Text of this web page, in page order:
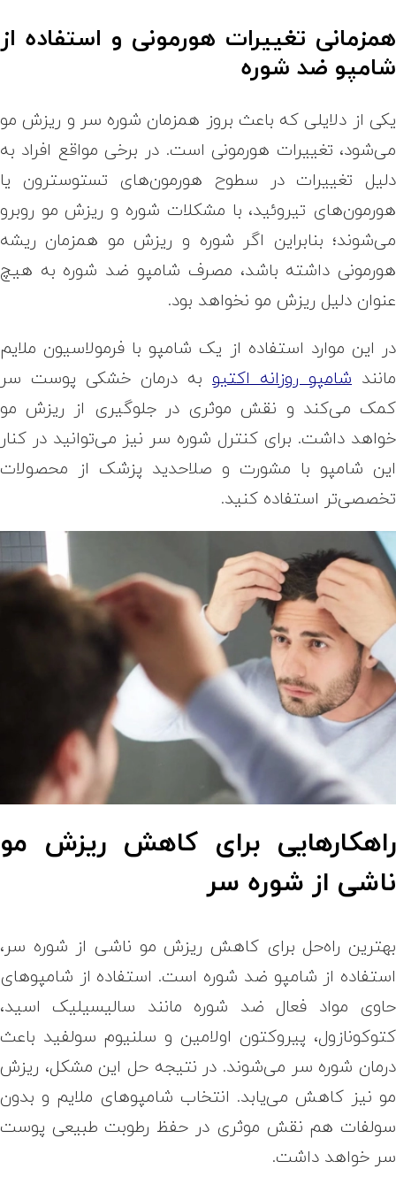
همزمانی تغییرات هورمونی و استفاده از
شامپو ضد شوره
یکی از دلایلی که باعث بروز همزمان شوره سر و ریزش مو
می‌شود، تغییرات هورمونی است. در برخی مواقع افراد به
دلیل تغییرات در سطوح هورمون‌های تستوسترون یا
هورمون‌های تیروئید، با مشکلات شوره و ریزش مو روبرو
می‌شوند؛ بنابراین اگر شوره و ریزش مو همزمان ریشه
هورمونی داشته باشد، مصرف شامپو ضد شوره به هیچ
عنوان دلیل ریزش مو نخواهد بود.
در این موارد استفاده از یک شامپو با فرمولاسیون ملایم
مانند شامپو روزانه اکتیوبه درمان خشکی پوست سر
کمک می‌کند و نقش موثری در جلوگیری از ریزش مو
خواهد داشت. برای کنترل شوره سر نیز می‌توانید در کنار
این شامپو با مشورت و صلاحدید پزشک از محصولات
تخصصی‌تر استفاده کنید.
راهکارهایی برای کاهش ریزش مو
ناشی از شوره سر
بهترین راه‌حل برای کاهش ریزش مو ناشی از شوره سر،
استفاده از شامپو ضد شوره است. استفاده از شامپوهای
حاوی مواد فعال ضد شوره مانند سالیسیلیک اسید،
کتوکونازول، پیروکتون اولامین و سلنیوم سولفید باعث
درمان شوره سر می‌شوند. در نتیجه حل این مشکل، ریزش
مو نیز کاهش می‌یابد. انتخاب شامپوهای ملایم و بدون
سولفات هم نقش موثری در حفظ رطوبت طبیعی پوست
سر خواهد داشت.